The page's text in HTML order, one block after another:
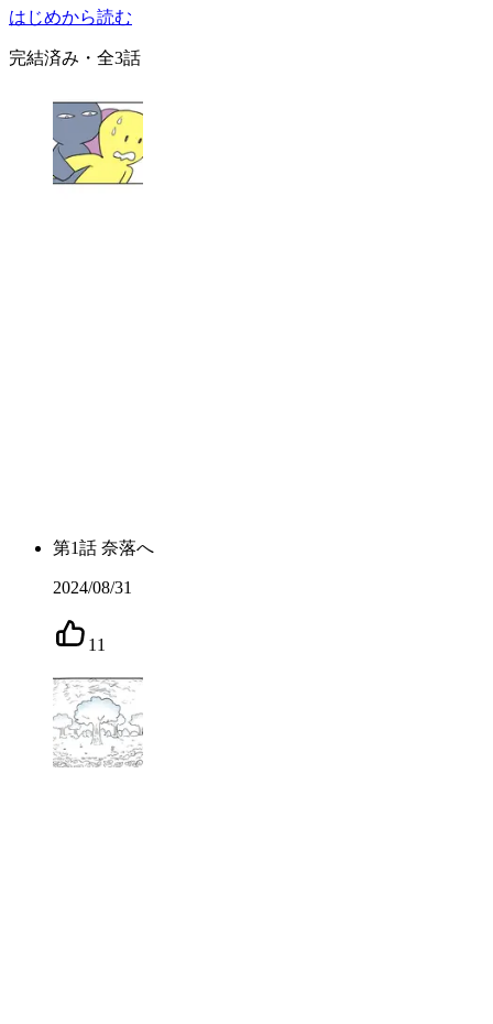
はじめから読む
完結済み ・全3話
第1話 奈落へ
2024/08/31
11